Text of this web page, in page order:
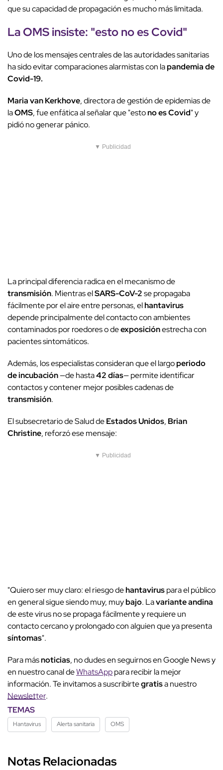
que su capacidad de propagación es mucho más limitada.
LaOMSinsiste: "estono es Covid"
Uno de los mensajes centrales de las autoridades sanitarias
ha sido evitar comparaciones alarmistas con lapandemia de
Covid-19.
Maria van Kerkhove, directora de gestión de epidemias de
laOMS, fue enfática al señalar que "estono es Covid" y
pidió no generar pánico.
▼ Publicidad
La principal diferencia radica en el mecanismo de
transmisión. Mientras elSARS-CoV-2se propagaba
fácilmente por el aire entre personas, elhantavirus
depende principalmente del contacto con ambientes
contaminados por roedores o deexposiciónestrecha con
pacientes sintomáticos.
Además, los especialistas consideran que el largoperiodo
de incubación—de hasta42 días— permite identificar
contactos y contener mejor posibles cadenas de
transmisión.
El subsecretario de Salud deEstados Unidos, Brian
Christine, reforzó ese mensaje:
▼ Publicidad
"Quiero ser muy claro: el riesgo dehantaviruspara el público
en general sigue siendo muy, muybajo. Lavariante andina
de este virus no se propaga fácilmente y requiere un
contacto cercano y prolongado con alguien que ya presenta
síntomas".
Para másnoticias, no dudes en seguirnos en Google News y
en nuestro canal deWhatsApppara recibir la mejor
información. Te invitamos a suscribirtegratisa nuestro
Newsletter.
TEMAS
Hantavirus Alerta sanitaria OMS
Notas Relacionadas